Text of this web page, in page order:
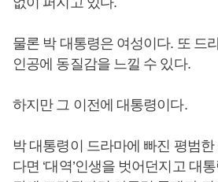
물론 박 대통령은 여성이다. 또 드
인공에 동질감을 느낄 수 있다.
하지만 그 이전에 대통령이다.
박 대통령이 드라마에 빠진 평범
다면 ‘대역’인생을 벗어던지고 대